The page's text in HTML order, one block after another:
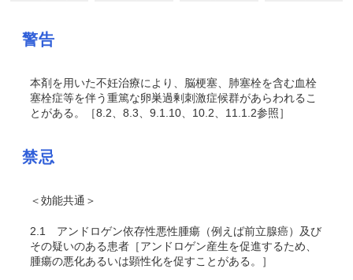
警告
本剤を用いた不妊治療により、脳梗塞、肺塞栓を含む血栓
塞栓症等を伴う重篤な卵巣過剰刺激症候群があらわれるこ
とがある。［8.2、8.3、9.1.10、10.2、11.1.2参照］
禁忌
＜効能共通＞
2.1
アンドロゲン依存性悪性腫瘍（例えば前立腺癌）及び
その疑いのある患者［アンドロゲン産生を促進するため、
腫瘍の悪化あるいは顕性化を促すことがある。］